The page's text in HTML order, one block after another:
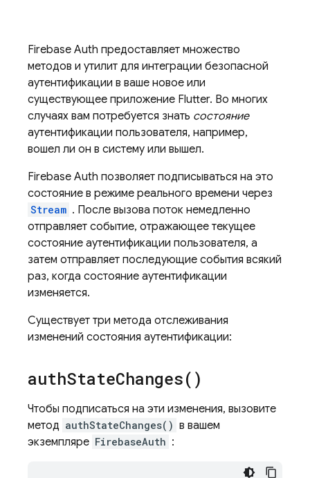
Firebase Auth предоставляет множество
методов и утилит для интеграции безопасной
аутентификации в ваше новое или
существующее приложение Flutter. Во многих
случаях вам потребуется знать состояние
аутентификации пользователя, например,
вошел ли он в систему или вышел.
Firebase Auth позволяет подписываться на это
состояние в режиме реального времени через
Stream . После вызова поток немедленно
отправляет событие, отражающее текущее
состояние аутентификации пользователя, а
затем отправляет последующие события всякий
раз, когда состояние аутентификации
изменяется.
Существует три метода отслеживания
изменений состояния аутентификации:
authStateChanges()
Чтобы подписаться на эти изменения, вызовите
метод authStateChanges() в вашем
экземпляре FirebaseAuth :